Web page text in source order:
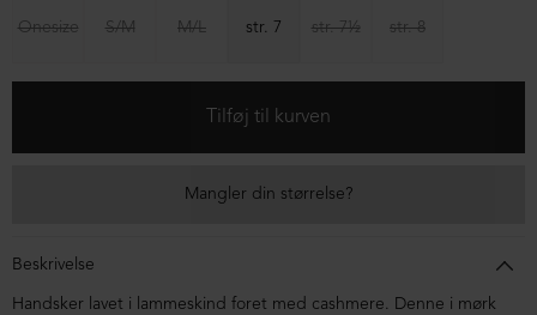
Onesize S/M M/L str. 7 str. 7½ str. 8
Mangler din størrelse?
Beskrivelse
Handsker lavet i lammeskind foret med cashmere. Denne i mørk